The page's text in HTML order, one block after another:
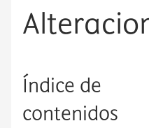
Índice de
contenidos